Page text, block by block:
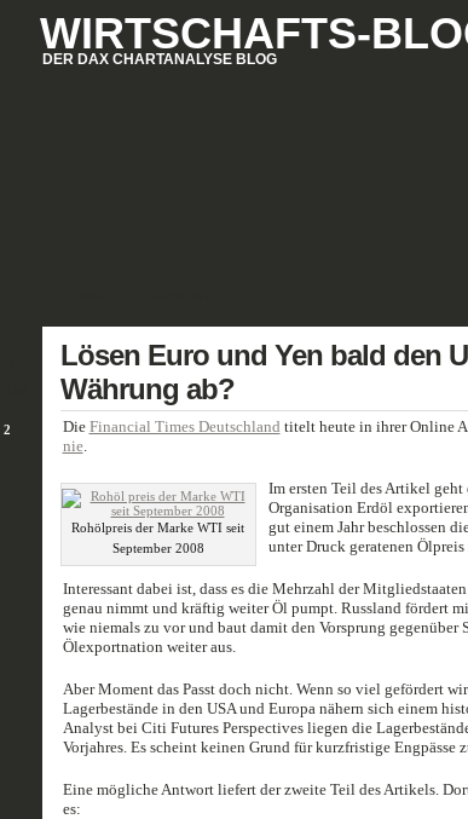
WIRTSCHAFTS-
DER DAX CHARTANALYSE BLOG
2
Lösen Euro und Yen bald den
Währung ab?
Die Financial Times Deutschland titelt heute in ihrer Online
nie.
Rohölpreis der Marke WTI seit
September 2008
Im ersten Teil des Artikel geht
Organisation Erdöl
gut einem Jahr beschlossen
unter Druck geratenen
Interessant dabei ist, dass es die Mehrzahl der
genau nimmt und kräftig weiter Öl pumpt. Russland fördert
wie niemals zu vor und baut damit den Vorsprung gegenüber
Ölexportnation weiter aus.
Aber Moment das Passt doch nicht. Wenn so viel gefördert
Lagerbestände in den USA und Europa nähern sich einem
Analyst bei Citi Futures Perspectives liegen die
Vorjahres. Es scheint keinen Grund für kurzfristige Engpässe
Eine mögliche Antwort liefert der zweite Teil des Artikels.
es: